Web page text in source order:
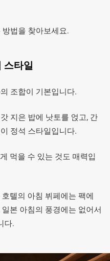
법을 찾아보세요.
스타일
조합이 기본입니다.
지은 밥에 낫토를 얹고, 간
정석 스타일입니다.
먹을 수 있는 것도 매력입
텔의 아침 뷔페에는 팩에
본 아침의 풍경에는 없어서
다.